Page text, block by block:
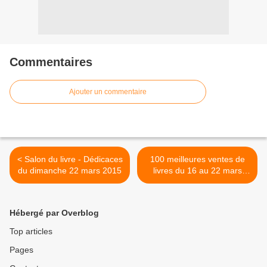
Commentaires
Ajouter un commentaire
< Salon du livre - Dédicaces
du dimanche 22 mars 2015
100 meilleures ventes de
livres du 16 au 22 mars
2015 >
Hébergé par Overblog
Top articles
Pages